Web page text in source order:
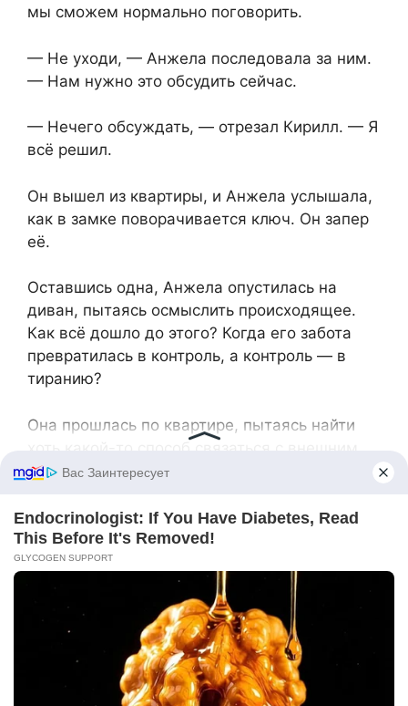
мы сможем нормально поговорить.
— Не уходи, — Анжела последовала за ним.
— Нам нужно это обсудить сейчас.
— Нечего обсуждать, — отрезал Кирилл. — Я
всё решил.
Он вышел из квартиры, и Анжела услышала,
как в замке поворачивается ключ. Он запер
её.
Оставшись одна, Анжела опустилась на
диван, пытаясь осмыслить происходящее.
Как всё дошло до этого? Когда его забота
превратилась в контроль, а контроль — в
тиранию?
Она прошлась по квартире, пытаясь найти
миром. Но Кирилл был тщателен — ни
устройства. Даже запасной мобильный,
который она хранила в ящике стола, исчез.
В этот момент Анжела поняла, что должна
действовать. Она не могла больше
оставаться в этих отношениях. Это не
любовь — это зависимость, контроль, страх.
Она начала собирать самые необходимые